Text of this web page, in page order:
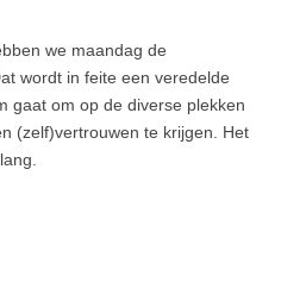
we maandag de
wordt in feite een veredelde
gaat om op de diverse plekken
(zelf)vertrouwen te krijgen. Het